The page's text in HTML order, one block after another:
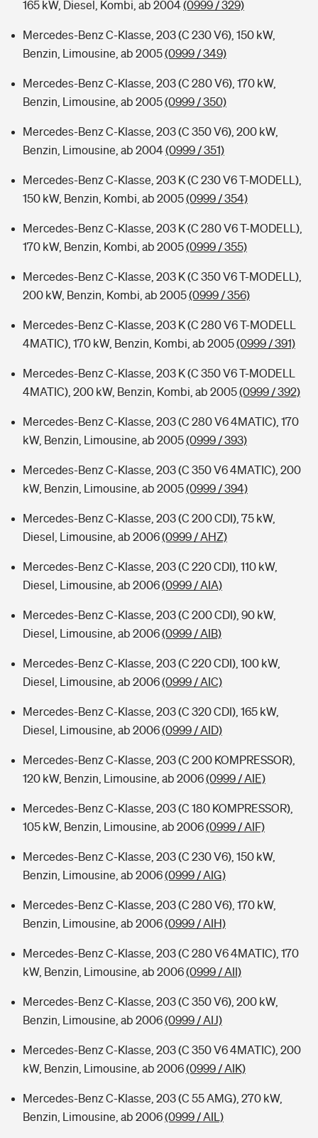
165 kW, Diesel, Kombi, ab 2004(0999 / 329)
Mercedes-Benz C-Klasse, 203 (C 230 V6), 150 kW,
Benzin, Limousine, ab 2005(0999 / 349)
Mercedes-Benz C-Klasse, 203 (C 280 V6), 170 kW,
Benzin, Limousine, ab 2005(0999 / 350)
Mercedes-Benz C-Klasse, 203 (C 350 V6), 200 kW,
Benzin, Limousine, ab 2004(0999 / 351)
Mercedes-Benz C-Klasse, 203 K (C 230 V6 T-MODELL),
150 kW, Benzin, Kombi, ab 2005(0999 / 354)
Mercedes-Benz C-Klasse, 203 K (C 280 V6 T-MODELL),
170 kW, Benzin, Kombi, ab 2005(0999 / 355)
Mercedes-Benz C-Klasse, 203 K (C 350 V6 T-MODELL),
200 kW, Benzin, Kombi, ab 2005(0999 / 356)
Mercedes-Benz C-Klasse, 203 K (C 280 V6 T-MODELL
4MATIC), 170 kW, Benzin, Kombi, ab 2005(0999 / 391)
Mercedes-Benz C-Klasse, 203 K (C 350 V6 T-MODELL
4MATIC), 200 kW, Benzin, Kombi, ab 2005(0999 / 392)
Mercedes-Benz C-Klasse, 203 (C 280 V6 4MATIC), 170
kW, Benzin, Limousine, ab 2005(0999 / 393)
Mercedes-Benz C-Klasse, 203 (C 350 V6 4MATIC), 200
kW, Benzin, Limousine, ab 2005(0999 / 394)
Mercedes-Benz C-Klasse, 203 (C 200 CDI), 75 kW,
Diesel, Limousine, ab 2006(0999 / AHZ)
Mercedes-Benz C-Klasse, 203 (C 220 CDI), 110 kW,
Diesel, Limousine, ab 2006(0999 / AIA)
Mercedes-Benz C-Klasse, 203 (C 200 CDI), 90 kW,
Diesel, Limousine, ab 2006(0999 / AIB)
Mercedes-Benz C-Klasse, 203 (C 220 CDI), 100 kW,
Diesel, Limousine, ab 2006(0999 / AIC)
Mercedes-Benz C-Klasse, 203 (C 320 CDI), 165 kW,
Diesel, Limousine, ab 2006(0999 / AID)
Mercedes-Benz C-Klasse, 203 (C 200 KOMPRESSOR),
120 kW, Benzin, Limousine, ab 2006(0999 / AIE)
Mercedes-Benz C-Klasse, 203 (C 180 KOMPRESSOR),
105 kW, Benzin, Limousine, ab 2006(0999 / AIF)
Mercedes-Benz C-Klasse, 203 (C 230 V6), 150 kW,
Benzin, Limousine, ab 2006(0999 / AIG)
Mercedes-Benz C-Klasse, 203 (C 280 V6), 170 kW,
Benzin, Limousine, ab 2006(0999 / AIH)
Mercedes-Benz C-Klasse, 203 (C 280 V6 4MATIC), 170
kW, Benzin, Limousine, ab 2006(0999 / AII)
Mercedes-Benz C-Klasse, 203 (C 350 V6), 200 kW,
Benzin, Limousine, ab 2006(0999 / AIJ)
Mercedes-Benz C-Klasse, 203 (C 350 V6 4MATIC), 200
kW, Benzin, Limousine, ab 2006(0999 / AIK)
Mercedes-Benz C-Klasse, 203 (C 55 AMG), 270 kW,
Benzin, Limousine, ab 2006(0999 / AIL)